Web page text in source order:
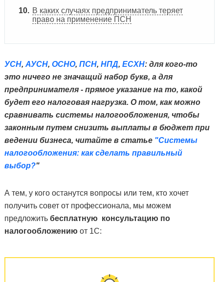
В каких случаях предприниматель теряет
право на применение ПСН
УСН, АУСН, ОСНО, ПСН, НПД, ЕСХН: для кого-то
это ничего не значащий набор букв, а для
предпринимателя - прямое указание на то, какой
будет его налоговая нагрузка. О том, как можно
сравнивать системы налогообложения, чтобы
законным путем снизить выплаты в бюджет при
ведении бизнеса, читайте в статье "Системы
налогообложения: как сделать правильный
выбор?"
А тем, у кого останутся вопросы или тем, кто хочет
получить совет от профессионала, мы можем
предложить бесплатную консультацию по
налогообложению от 1С: